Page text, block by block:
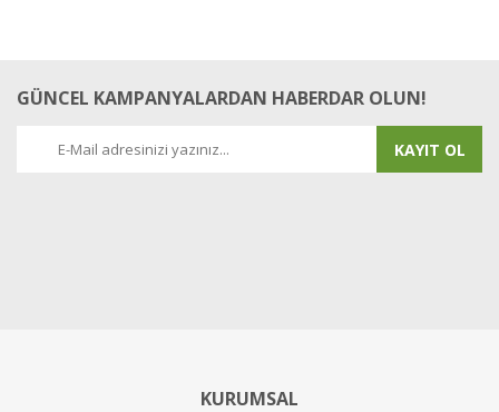
GÜNCEL KAMPANYALARDAN HABERDAR OLUN!
KAYIT OL
KURUMSAL